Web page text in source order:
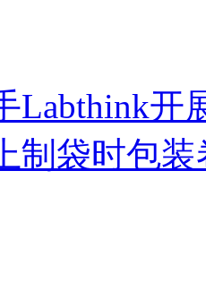
Labthink开
制袋时包